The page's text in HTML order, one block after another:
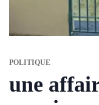
POLITIQUE
une